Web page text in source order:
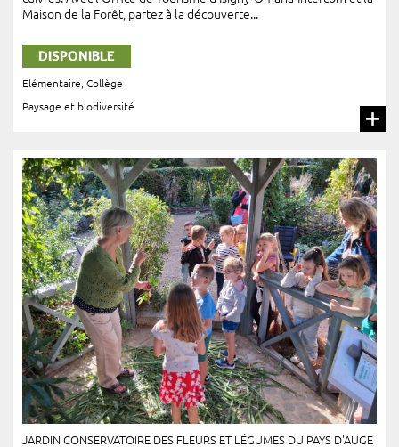
Maison de la Forêt, partez à la découverte...
DISPONIBLE
Elémentaire Collège
Paysage et biodiversité
JARDIN CONSERVATOIRE DES FLEURS ET LÉGUMES DU PAYS D'AUGE